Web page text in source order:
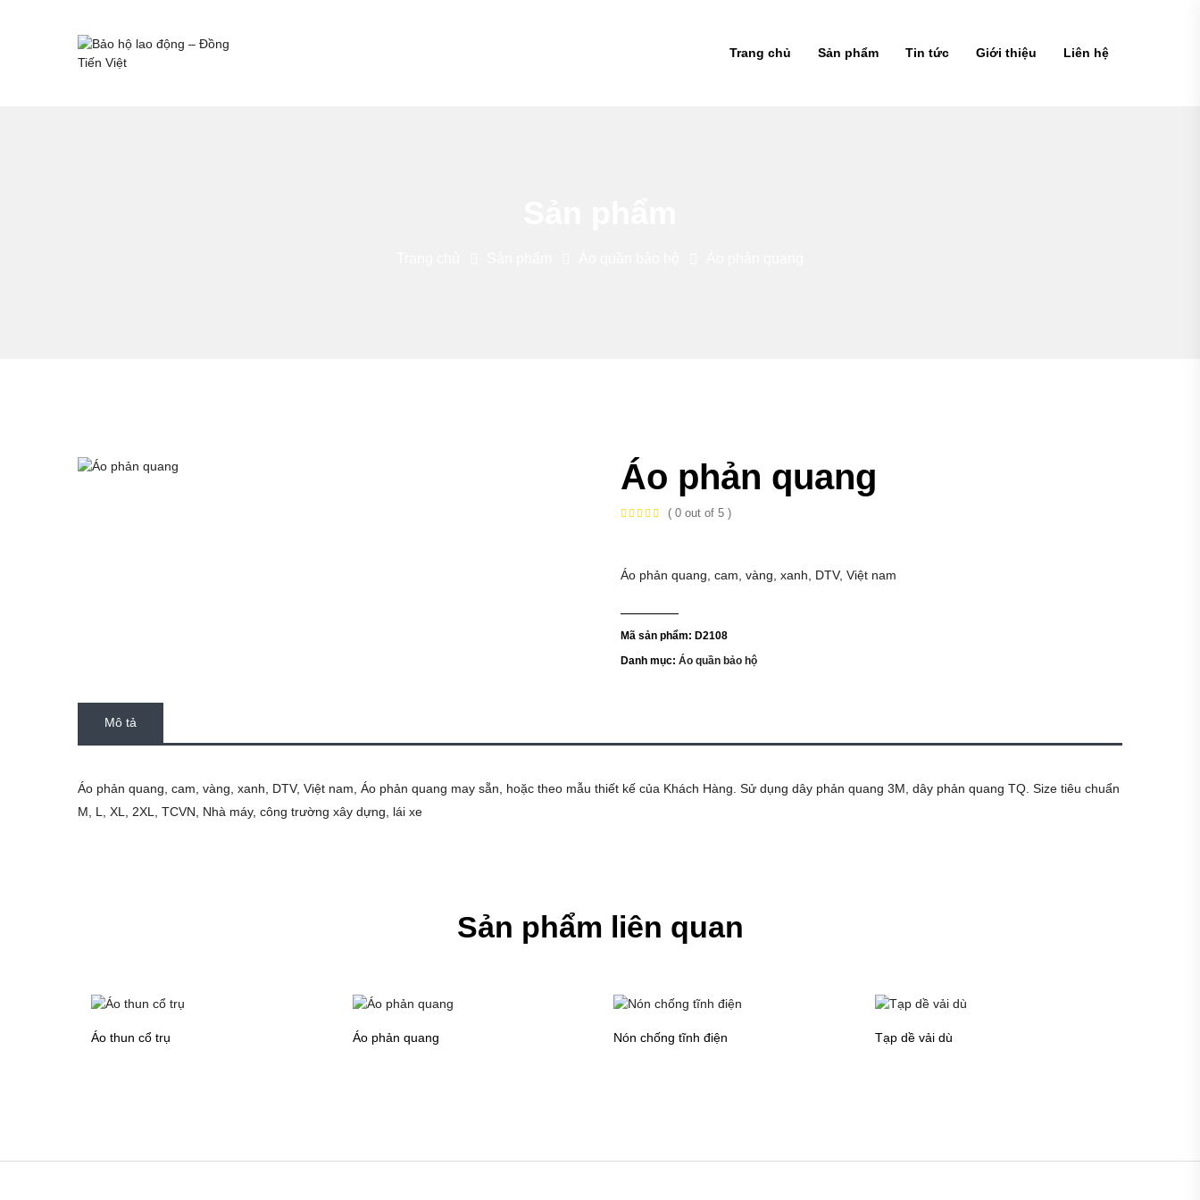
Trang chủ Sản phẩm Tin tức Giới thiệu Liên hệ
Áo phản quang
( 0 out of 5 )
Áo phản quang, cam, vàng, xanh, DTV, Việt nam
Mã sản phẩm: D2108
Danh mục:Áo quần bảo hộ
Mô tả
Áo phản quang, cam, vàng, xanh, DTV, Việt nam, Áo phản quang may sẵn, hoặc theo mẫu thiết kế của Khách Hàng. Sử dụng dây phản quang 3M, dây phản quang TQ. Size tiêu chuẩn
M, L, XL, 2XL, TCVN, Nhà máy, công trường xây dựng, lái xe
Sản phẩm liên quan
Áo thun cổ trụ Áo phản quang Nón chống tĩnh điện Tạp dề vải dù